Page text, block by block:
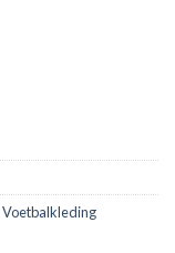
Voetbalkleding